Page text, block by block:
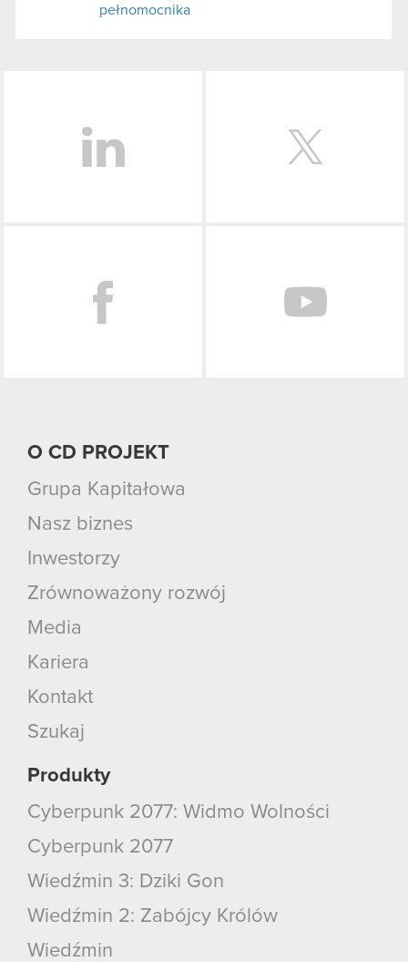
pełnomocnika
O CD PROJEKT
Grupa Kapitałowa
Nasz biznes
Inwestorzy
Zrównoważony rozwój
Media
Kariera
Kontakt
Szukaj
Produkty
Cyberpunk 2077: Widmo Wolności
Cyberpunk 2077
Wiedźmin 3: Dziki Gon
Wiedźmin 2: Zabójcy Królów
Wiedźmin